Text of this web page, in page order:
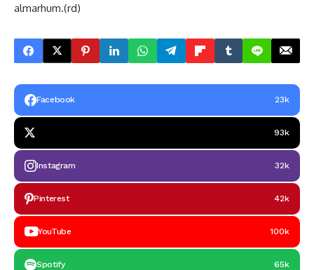
almarhum.(rd)
Facebook 23k
93k
Instagram 32k
Pinterest 42k
YouTube 100k
Spotify 65k